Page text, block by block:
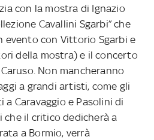
con la mostra di Ignazio
Cavallini Sgarbi” che
evento con Vittorio Sgarbi e
della mostra) e il concerto
Non mancheranno
a grandi artisti, come gli
Caravaggio e Pasolini di
che il critico dedicherà a
a Bormio, verrà